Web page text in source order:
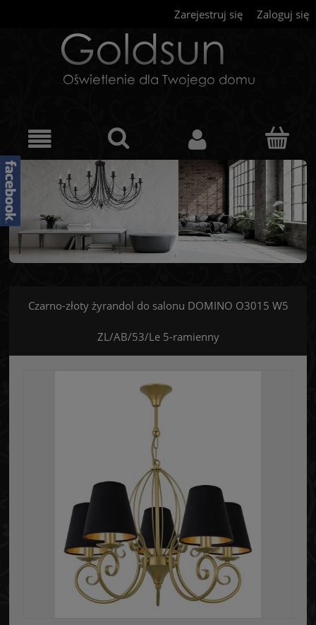
Zarejestruj się Zaloguj się
Czarno-złoty żyrandol do salonu DOMINO O3015 W5
ZL/AB/53/Le 5-ramienny